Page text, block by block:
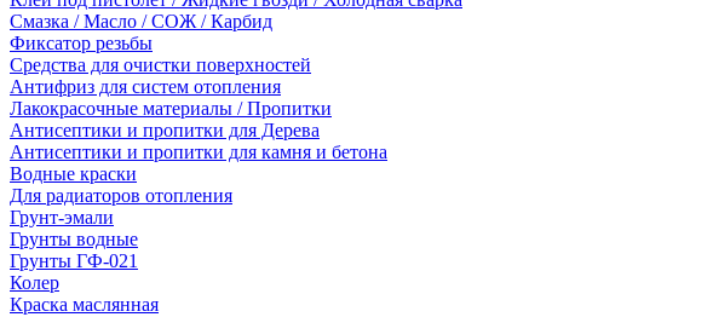
Смазка / Масло / СОЖ / Карбид
Фиксатор резьбы
Средства для очистки поверхностей
Антифриз для систем отопления
Лакокрасочные материалы / Пропитки
Антисептики и пропитки для Дерева
Антисептики и пропитки для камня и бетона
Водные краски
Для радиаторов отопления
Грунт-эмали
Грунты водные
Грунты ГФ-021
Колер
Краска маслянная